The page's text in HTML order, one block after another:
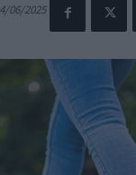
06/2025